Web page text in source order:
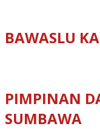
BAWASLU
PIMPINAN
SUMBAWA